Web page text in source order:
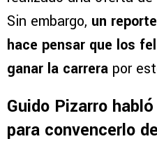
futbolista argentino.
UANL , quien en un
realizado una oferta de
hace pensar que los
ganar la carrerapor